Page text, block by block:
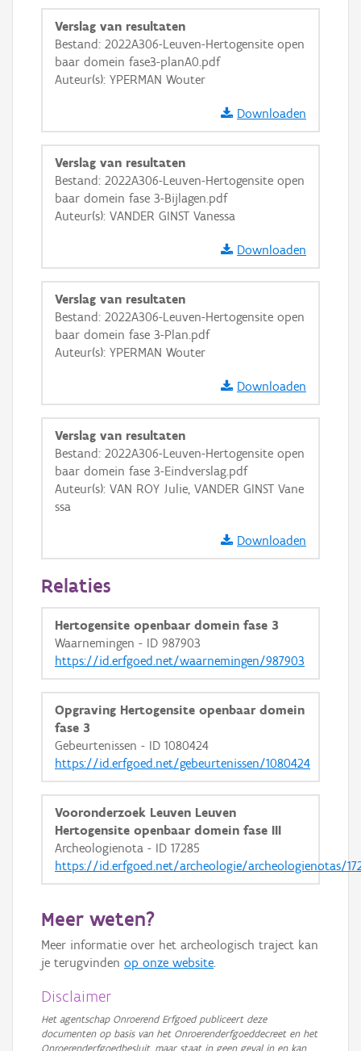
OSM-Basiskaart
Ortho
GRB-Basiskaart
Verslag van resultaten
Bestand: 2022A306-Leuven-Hertogensite open
baar domein fase3-planA0.pdf
Auteur(s): YPERMAN Wouter
Downloaden
Verslag van resultaten
Bestand: 2022A306-Leuven-Hertogensite open
baar domein fase 3-Bijlagen.pdf
Auteur(s): VANDER GINST Vanessa
Downloaden
Verslag van resultaten
Bestand: 2022A306-Leuven-Hertogensite open
baar domein fase 3-Plan.pdf
Auteur(s): YPERMAN Wouter
Downloaden
Verslag van resultaten
Bestand: 2022A306-Leuven-Hertogensite open
baar domein fase 3-Eindverslag.pdf
Auteur(s): VAN ROY Julie, VANDER GINST Vane
ssa
Downloaden
Relaties
Hertogensite openbaar domein fase 3
Waarnemingen - ID 987903
https://id.erfgoed.net/waarnemingen/987903
Opgraving Hertogensite openbaar domein
fase 3
Gebeurtenissen - ID 1080424
https://id.erfgoed.net/gebeurtenissen/1080424
Vooronderzoek Leuven Leuven
Hertogensite openbaar domein fase III
Archeologienota - ID 17285
https://id.erfgoed.net/archeologie/archeologienotas/
Meer weten?
Meer informatie over het archeologisch traject kan
je terugvinden op onze website.
Disclaimer
Het agentschap Onroerend Erfgoed publiceert deze
documenten op basis van het Onroerenderfgoeddecreet en het
Onroerenderfgoedbesluit, maar staat in geen geval in en kan